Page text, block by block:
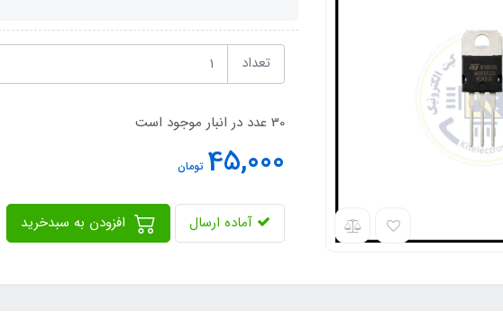
تعداد
30 عدد در انبار موجود است
45,000 تومان
آماده ارسال